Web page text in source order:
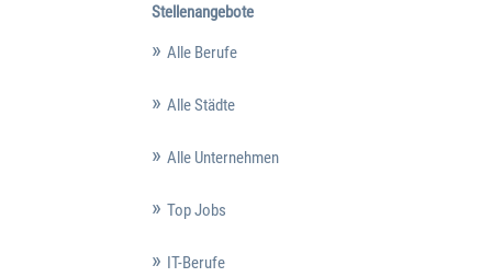
Stellenangebote
Alle Berufe
Alle Städte
Alle Unternehmen
Top Jobs
IT-Berufe